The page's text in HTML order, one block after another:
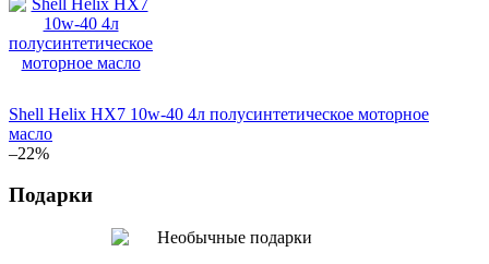
Shell Helix HX7 10w-40 4л полусинтетическое моторное
масло
–22%
Подарки